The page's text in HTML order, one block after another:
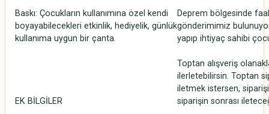
Baskı: Çocukların kullanımına özel kendi
boyayabilecekleri etkinlik, hediyelik, günlük
kullanıma uygun bir çanta.
EK BİLGİLER
Deprem bölgesinde
gönderimimiz
yapıp ihtiyaç sahibi
Toptan alışveriş
ilerletebilirsin. Toptan
iletmek istersen,
siparişin sonrası